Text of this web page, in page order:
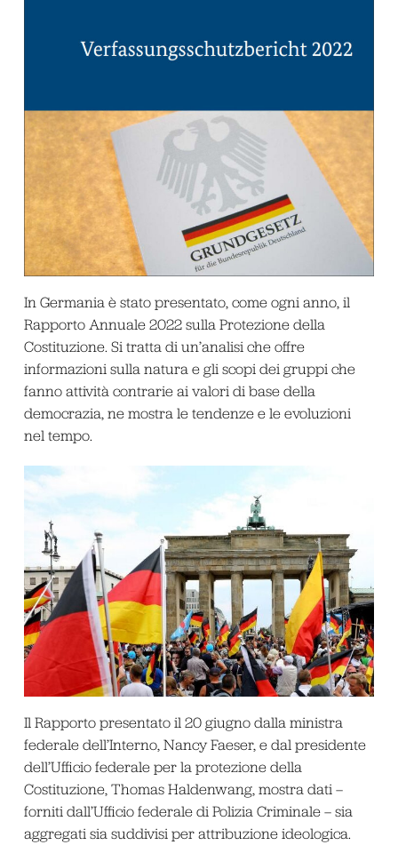
In Germania è stato presentato, come ogni anno, il
Rapporto Annuale 2022 sulla Protezione della
Costituzione. Si tratta di un’analisi che offre
informazioni sulla natura e gli scopi dei gruppi che
fanno attività contrarie ai valori di base della
democrazia, ne mostra le tendenze e le evoluzioni
nel tempo.
Il Rapporto presentato il 20 giugno dalla ministra
federale dell’Interno, Nancy Faeser, e dal presidente
dell’Ufficio federale per la protezione della
Costituzione, Thomas Haldenwang, mostra dati –
forniti dall’Ufficio federale di Polizia Criminale – sia
aggregati sia suddivisi per attribuzione ideologica.